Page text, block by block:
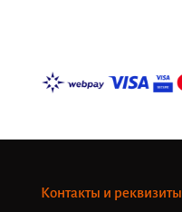
Контакты и реквизиты